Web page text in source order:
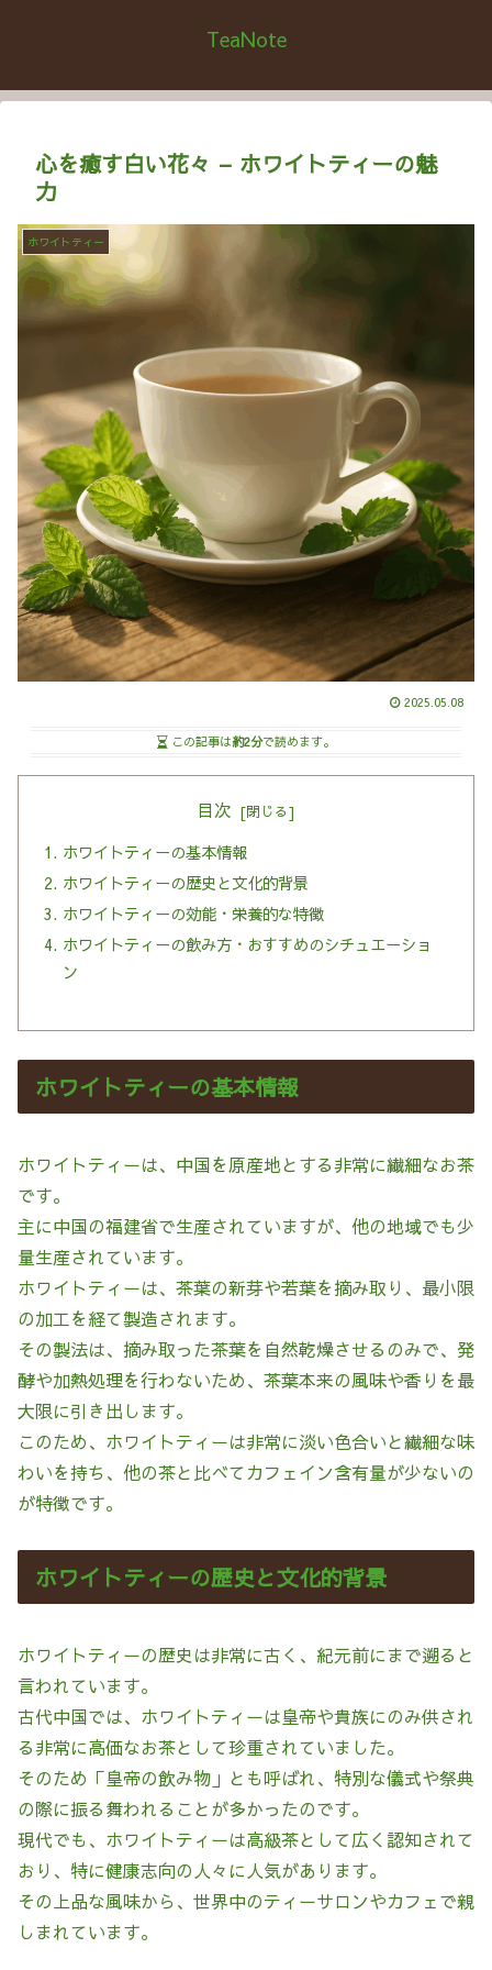
TeaNote
心を癒す白い花々 – ホワイトティーの魅
力
ホワイトティー
2025.05.08
この記事は約2分で読めます。
目次
ホワイトティーの基本情報
ホワイトティーの歴史と文化的背景
ホワイトティーの効能・栄養的な特徴
ホワイトティーの飲み方・おすすめのシチュエーショ
ン
ホワイトティーの基本情報
ホワイトティーは、中国を原産地とする非常に繊細なお茶
です。
主に中国の福建省で生産されていますが、他の地域でも少
量生産されています。
ホワイトティーは、茶葉の新芽や若葉を摘み取り、最小限
の加工を経て製造されます。
その製法は、摘み取った茶葉を自然乾燥させるのみで、発
酵や加熱処理を行わないため、茶葉本来の風味や香りを最
大限に引き出します。
このため、ホワイトティーは非常に淡い色合いと繊細な味
わいを持ち、他の茶と比べてカフェイン含有量が少ないの
が特徴です。
ホワイトティーの歴史と文化的背景
ホワイトティーの歴史は非常に古く、紀元前にまで遡ると
言われています。
古代中国では、ホワイトティーは皇帝や貴族にのみ供され
る非常に高価なお茶として珍重されていました。
そのため「皇帝の飲み物」とも呼ばれ、特別な儀式や祭典
の際に振る舞われることが多かったのです。
現代でも、ホワイトティーは高級茶として広く認知されて
おり、特に健康志向の人々に人気があります。
その上品な風味から、世界中のティーサロンやカフェで親
しまれています。